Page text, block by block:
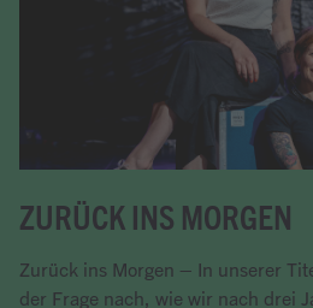
ZURÜCK INS MORGEN
Zurück ins Morgen – In unserer
der Frage nach, wie wir nach drei